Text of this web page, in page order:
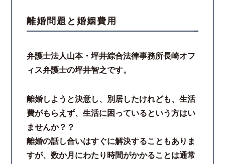
離婚問題と婚姻費用
弁護士法人山本・坪井綜合法律事務所長崎オフ
ィス弁護士の坪井智之です。
離婚しようと決意し、別居したけれども、生活
費がもらえず、生活に困っているという方はい
ませんか？？
離婚の話し合いはすぐに解決することもありま
すが、数か月にわたり時間がかかることは通常